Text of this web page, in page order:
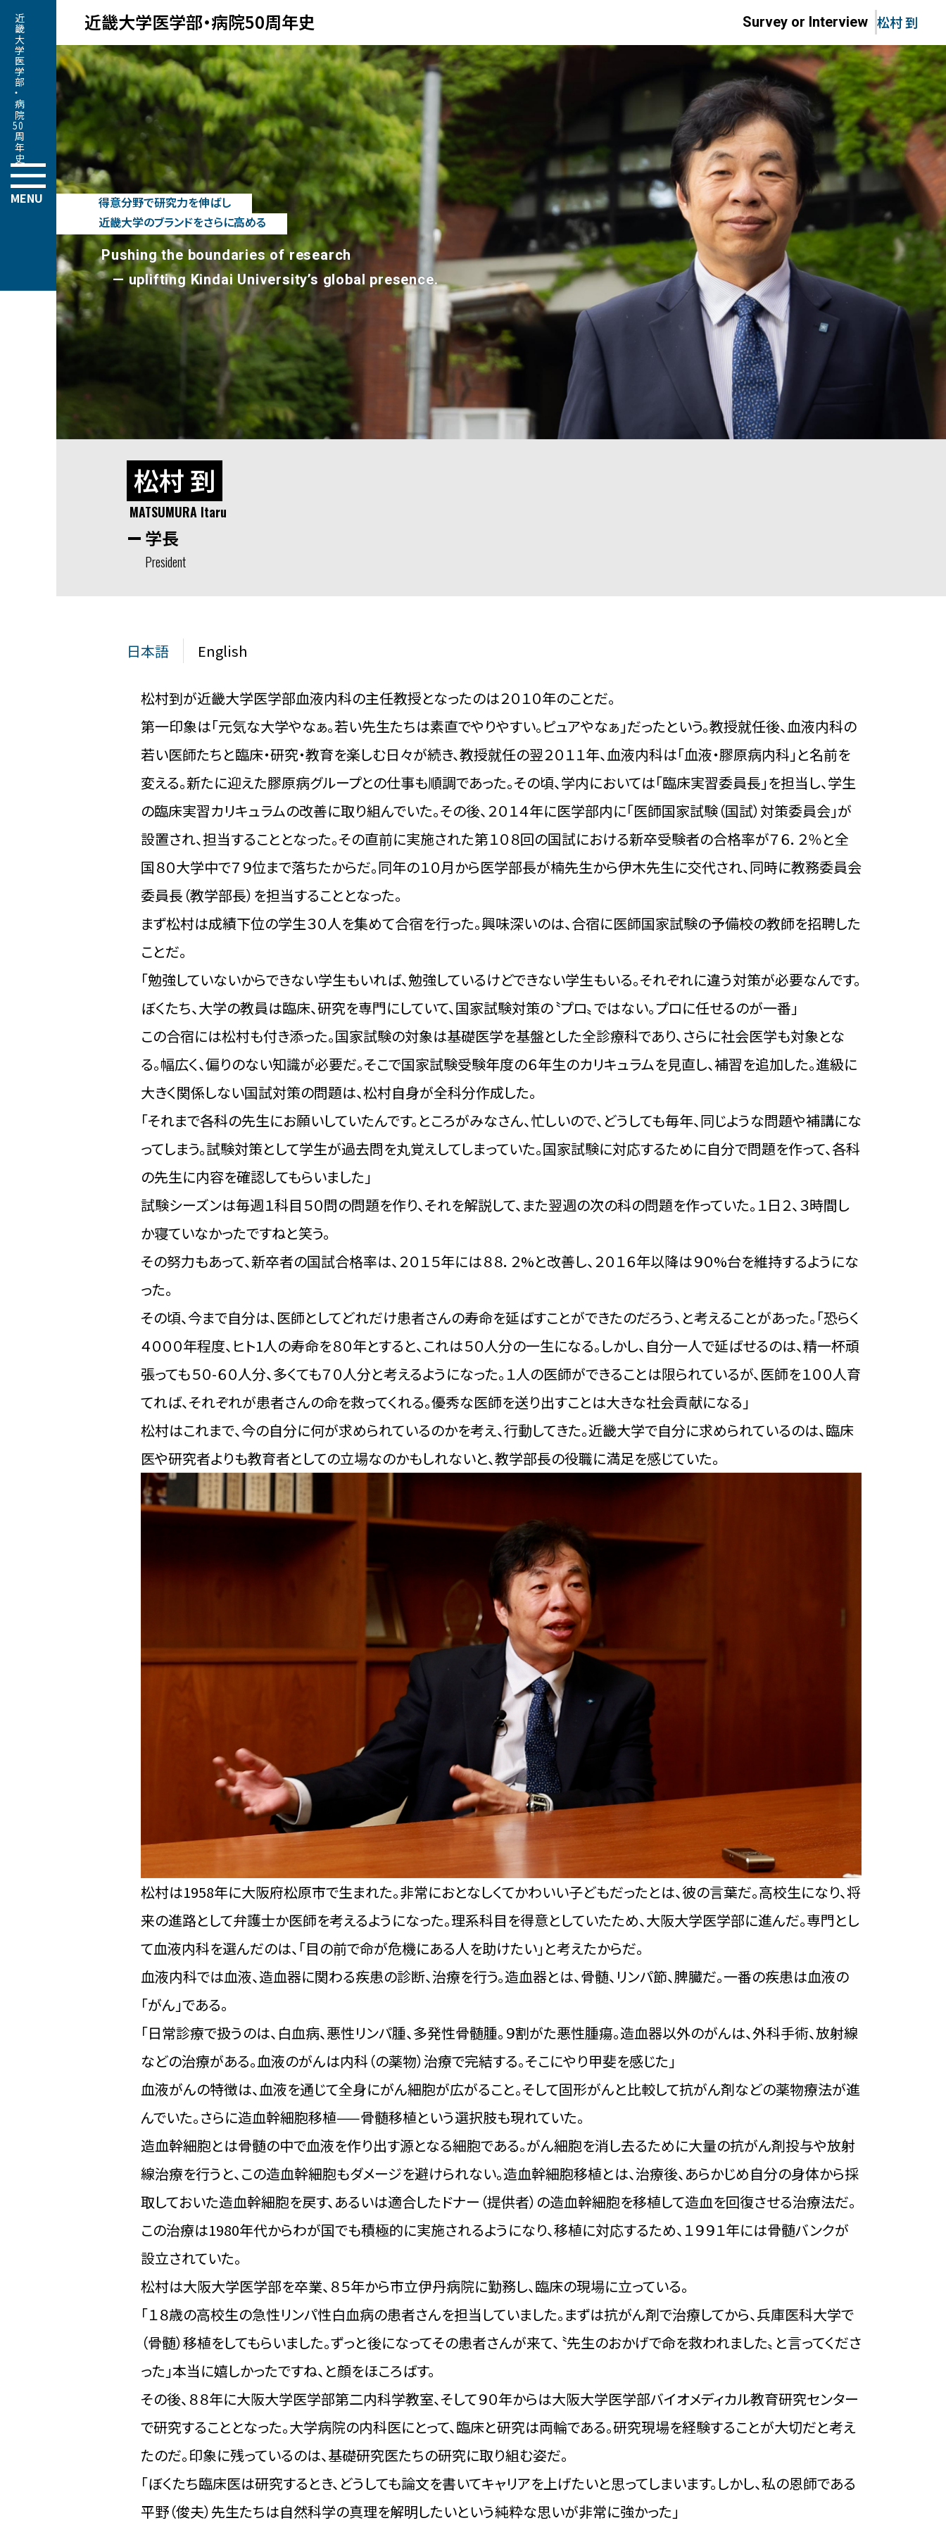
近畿大学医学部
・
病院
50
周年史
MENU
近畿大学医学部・病院50周年史 Survey or Interview 松村 到
得意分野で研究力を伸ばし
近畿大学のブランドをさらに高める
Pushing the boundaries of research
— uplifting Kindai University’s global presence.
松村 到
MATSUMURA Itaru
学長
President
日本語 English
松村到が近畿大学医学部血液内科の主任教授となったのは２０１０年のことだ。
第一印象は「元気な大学やなぁ。若い先生たちは素直でやりやすい。ピュアやなぁ」だったという。教授就任後、血液内科の
若い医師たちと臨床・研究・教育を楽しむ日々が続き、教授就任の翌２０１１年、血液内科は「血液・膠原病内科」と名前を
変える。新たに迎えた膠原病グループとの仕事も順調であった。その頃、学内においては「臨床実習委員長」を担当し、学生
の臨床実習カリキュラムの改善に取り組んでいた。その後、２０１４年に医学部内に「医師国家試験（国試）対策委員会」が
設置され、担当することとなった。その直前に実施された第１０８回の国試における新卒受験者の合格率が７６．２％と全
国８０大学中で７９位まで落ちたからだ。同年の１０月から医学部長が楠先生から伊木先生に交代され、同時に教務委員会
委員長（教学部長）を担当することとなった。
まず松村は成績下位の学生３０人を集めて合宿を行った。興味深いのは、合宿に医師国家試験の予備校の教師を招聘した
ことだ。
「勉強していないからできない学生もいれば、勉強しているけどできない学生もいる。それぞれに違う対策が必要なんです。
ぼくたち、大学の教員は臨床、研究を専門にしていて、国家試験対策の〝プロ〟ではない。プロに任せるのが一番」
この合宿には松村も付き添った。国家試験の対象は基礎医学を基盤とした全診療科であり、さらに社会医学も対象とな
る。幅広く、偏りのない知識が必要だ。そこで国家試験受験年度の６年生のカリキュラムを見直し、補習を追加した。進級に
大きく関係しない国試対策の問題は、松村自身が全科分作成した。
「それまで各科の先生にお願いしていたんです。ところがみなさん、忙しいので、どうしても毎年、同じような問題や補講にな
ってしまう。試験対策として学生が過去問を丸覚えしてしまっていた。国家試験に対応するために自分で問題を作って、各科
の先生に内容を確認してもらいました」
試験シーズンは毎週１科目５０問の問題を作り、それを解説して、また翌週の次の科の問題を作っていた。１日２、３時間し
か寝ていなかったですねと笑う。
その努力もあって、新卒者の国試合格率は、２０１５年には８８．２%と改善し、２０１６年以降は９０%台を維持するようにな
った。
その頃、今まで自分は、医師としてどれだけ患者さんの寿命を延ばすことができたのだろう、と考えることがあった。「恐らく
４０００年程度、ヒト1人の寿命を８０年とすると、これは５０人分の一生になる。しかし、自分一人で延ばせるのは、精一杯頑
張っても５０-６０人分、多くても７０人分と考えるようになった。１人の医師ができることは限られているが、医師を１００人育
てれば、それぞれが患者さんの命を救ってくれる。優秀な医師を送り出すことは大きな社会貢献になる」
松村はこれまで、今の自分に何が求められているのかを考え、行動してきた。近畿大学で自分に求められているのは、臨床
医や研究者よりも教育者としての立場なのかもしれないと、教学部長の役職に満足を感じていた。
松村は1958年に大阪府松原市で生まれた。非常におとなしくてかわいい子どもだったとは、彼の言葉だ。高校生になり、将
来の進路として弁護士か医師を考えるようになった。理系科目を得意としていたため、大阪大学医学部に進んだ。専門とし
て血液内科を選んだのは、「目の前で命が危機にある人を助けたい」と考えたからだ。
血液内科では血液、造血器に関わる疾患の診断、治療を行う。造血器とは、骨髄、リンパ節、脾臓だ。一番の疾患は血液の
「がん」である。
「日常診療で扱うのは、白血病、悪性リンパ腫、多発性骨髄腫。９割がた悪性腫瘍。造血器以外のがんは、外科手術、放射線
などの治療がある。血液のがんは内科（の薬物）治療で完結する。そこにやり甲斐を感じた」
血液がんの特徴は、血液を通じて全身にがん細胞が広がること。そして固形がんと比較して抗がん剤などの薬物療法が進
んでいた。さらに造血幹細胞移植——骨髄移植という選択肢も現れていた。
造血幹細胞とは骨髄の中で血液を作り出す源となる細胞である。がん細胞を消し去るために大量の抗がん剤投与や放射
線治療を行うと、この造血幹細胞もダメージを避けられない。造血幹細胞移植とは、治療後、あらかじめ自分の身体から採
取しておいた造血幹細胞を戻す、あるいは適合したドナー（提供者）の造血幹細胞を移植して造血を回復させる治療法だ。
この治療は1980年代からわが国でも積極的に実施されるようになり、移植に対応するため、１９９１年には骨髄バンクが
設立されていた。
松村は大阪大学医学部を卒業、８５年から市立伊丹病院に勤務し、臨床の現場に立っている。
「１８歳の高校生の急性リンパ性白血病の患者さんを担当していました。まずは抗がん剤で治療してから、兵庫医科大学で
（骨髄）移植をしてもらいました。ずっと後になってその患者さんが来て、〝先生のおかげで命を救われました〟と言ってくださ
った」本当に嬉しかったですね、と顔をほころばす。
その後、８８年に大阪大学医学部第二内科学教室、そして９０年からは大阪大学医学部バイオメディカル教育研究センター
で研究することとなった。大学病院の内科医にとって、臨床と研究は両輪である。研究現場を経験することが大切だと考え
たのだ。印象に残っているのは、基礎研究医たちの研究に取り組む姿だ。
「ぼくたち臨床医は研究するとき、どうしても論文を書いてキャリアを上げたいと思ってしまいます。しかし、私の恩師である
平野（俊夫）先生たちは自然科学の真理を解明したいという純粋な思いが非常に強かった」